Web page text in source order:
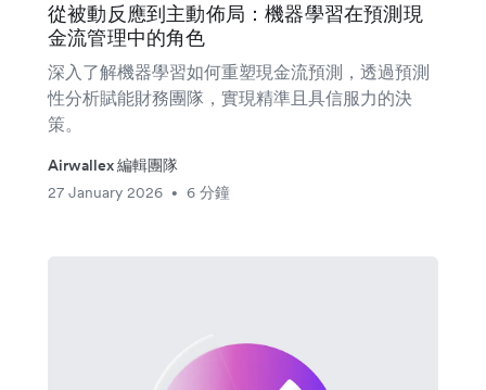
從被動反應到主動佈局：機器學習在預測現
金流管理中的角色
深入了解機器學習如何重塑現金流預測，透過預測
性分析賦能財務團隊，實現精準且具信服力的決
策。
Airwallex 編輯團隊
27 January 2026
• 6 分鐘